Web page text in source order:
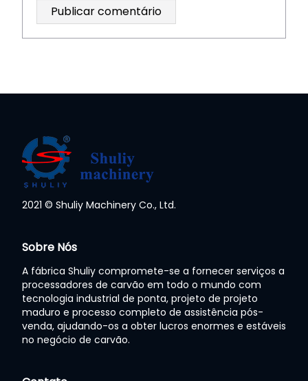
2021 © Shuliy Machinery Co., Ltd.
Sobre Nós
A fábrica Shuliy compromete-se a fornecer serviços a
processadores de carvão em todo o mundo com
tecnologia industrial de ponta, projeto de projeto
maduro e processo completo de assistência pós-
venda, ajudando-os a obter lucros enormes e estáveis
no negócio de carvão.
Email